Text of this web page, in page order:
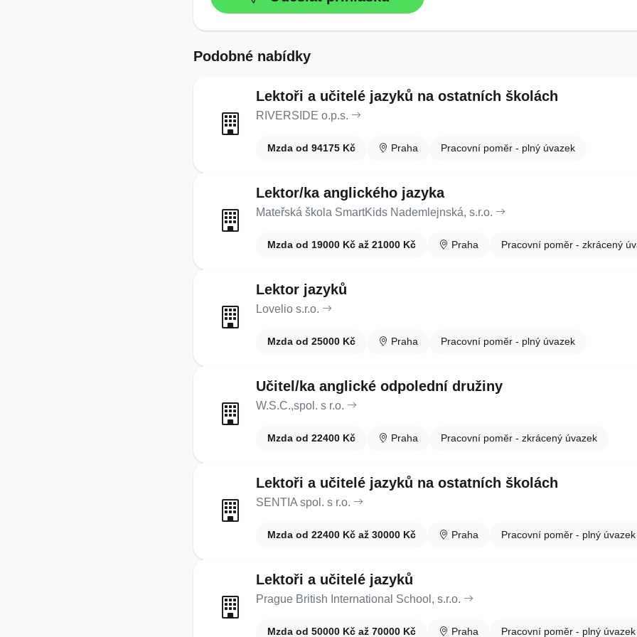
Podobné nabídky
Lektoři a učitelé jazyků na ostatních školách
RIVERSIDE o.p.s.
Mzda od 94175 Kč Praha Pracovní poměr - plný úvazek
Lektor/ka anglického jazyka
Mateřská škola SmartKids Nademlejnská, s.r.o.
Mzda od 19000 Kč až 21000 Kč Praha Pracovní poměr - zkrácený
Lektor jazyků
Lovelio s.r.o.
Mzda od 25000 Kč Praha Pracovní poměr - plný úvazek
Učitel/ka anglické odpolední družiny
W.S.C.,spol. s r.o.
Mzda od 22400 Kč Praha Pracovní poměr - zkrácený úvazek
Lektoři a učitelé jazyků na ostatních školách
SENTIA spol. s r.o.
Mzda od 22400 Kč až 30000 Kč Praha Pracovní poměr - plný úvazek
Lektoři a učitelé jazyků
Prague British International School, s.r.o.
Mzda od 50000 Kč až 70000 Kč Praha Pracovní poměr - plný úvazek